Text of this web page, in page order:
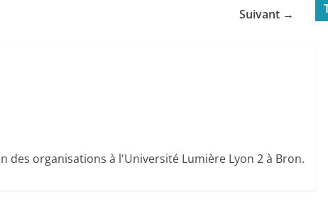
Suivant →
organisations à l'Université Lumière Lyon 2 à Bron.